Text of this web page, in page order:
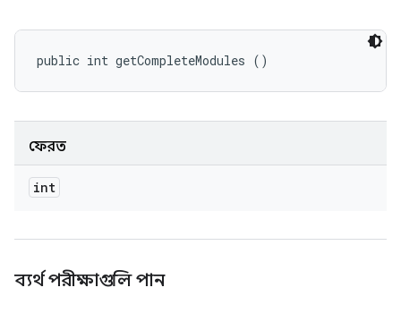
public int getCompleteModules ()
ফেরত
int
ব্যর্থ পরীক্ষাগুলি পান